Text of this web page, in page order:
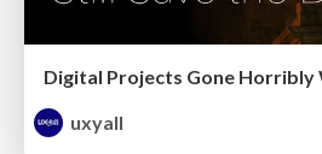
uxyall